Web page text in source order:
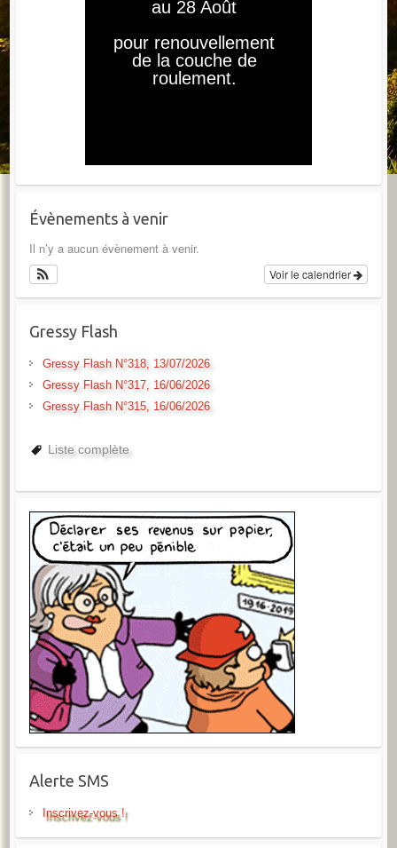
Évènements à venir
Il n’y a aucun évènement à venir.
Voir le calendrier
Gressy Flash
Gressy Flash N°318, 13/07/2026
Gressy Flash N°317, 16/06/2026
Gressy Flash N°315, 16/06/2026
Liste complète
Alerte SMS
Inscrivez-vous !